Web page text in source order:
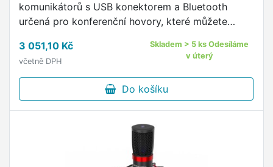
komunikátorů s USB konektorem a Bluetooth
určená pro konferenční hovory, které můžete
tabletu nebo smartphonu a hovory …
3 051,10 Kč
včetně DPH
Skladem > 5 ks Odesíláme
v úterý
Do košíku